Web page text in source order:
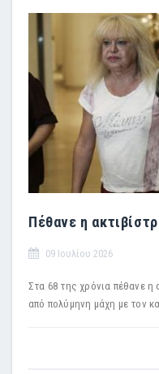
Πέθανε η
09 Ιουλίου 2026
Στα 68 της χρόνια πέθανε η
από πολύμηνη μάχη με τον